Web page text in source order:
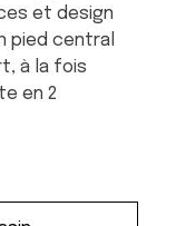
et design
pied central
à la fois
en 2